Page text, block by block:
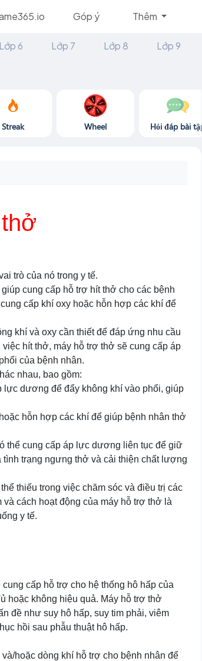
Góp ý Thêm
Lớp 6 Lớp 7 Lớp 8 Lớp 9
Streak Wheel Hỏi đáp bài tập
trò của nó trong y tế.
cung cấp hỗ trợ hít thở cho các bệnh
cấp khí oxy hoặc hỗn hợp các khí để
khí và oxy cần thiết để đáp ứng nhu cầu
hít thở, máy hỗ trợ thở sẽ cung cấp áp
của bệnh nhân.
nhau, bao gồm:
lực dương để đẩy không khí vào phổi, giúp
hỗn hợp các khí để giúp bệnh nhân thở
thể cung cấp áp lực dương liên tục để giữ
trạng ngưng thở và cải thiện chất lượng
thiếu trong việc chăm sóc và điều trị các
cách hoạt động của máy hỗ trợ thở là
y tế.
cấp hỗ trợ cho hệ thống hô hấp của
hoặc không hiệu quả. Máy hỗ trợ thở
đề như suy hô hấp, suy tim phải, viêm
hồi sau phẫu thuật hô hấp.
hoặc dòng khí hỗ trợ cho bệnh nhân để